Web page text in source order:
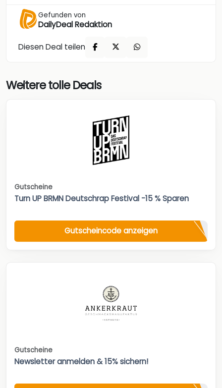
Gefunden von
DailyDeal Redaktion
Diesen Deal teilen
Weitere tolle Deals
Gutscheine
Turn UP BRMN Deutschrap Festival -15 % Sparen
Gutscheincode anzeigen
Gutscheine
Newsletter anmelden & 15% sichern!